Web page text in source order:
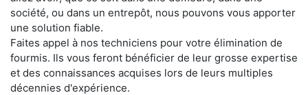
société, ou dans un entrepôt, nous pouvons vous apporter
une solution fiable.
Faites appel à nos techniciens pour votre élimination de
fourmis. Ils vous feront bénéficier de leur grosse expertise
et des connaissances acquises lors de leurs multiples
décennies d'expérience.